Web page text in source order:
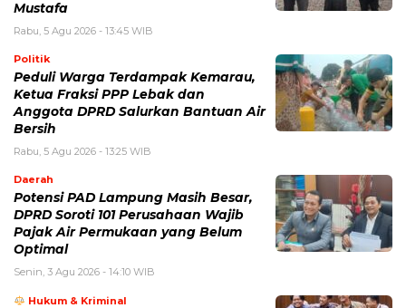
Mustafa
Rabu, 5 Agu 2026 - 13:45 WIB
Politik
Peduli Warga Terdampak Kemarau,
Ketua Fraksi PPP Lebak dan
Anggota DPRD Salurkan Bantuan Air
Bersih
Rabu, 5 Agu 2026 - 13:25 WIB
Daerah
Potensi PAD Lampung Masih Besar,
DPRD Soroti 101 Perusahaan Wajib
Pajak Air Permukaan yang Belum
Optimal
Senin, 3 Agu 2026 - 14:10 WIB
Hukum & Kriminal